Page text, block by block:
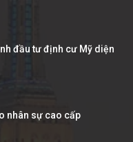
đầu tư định cư Mỹ diện
nhân sự cao cấp